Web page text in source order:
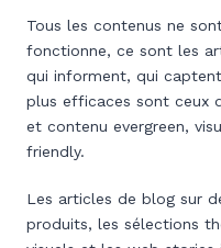
Tous les contenus ne
fonctionne, ce sont les
qui informent, qui
plus efficaces sont ceux
et contenu evergreen,
friendly.
Les articles de blog sur
produits, les sélections